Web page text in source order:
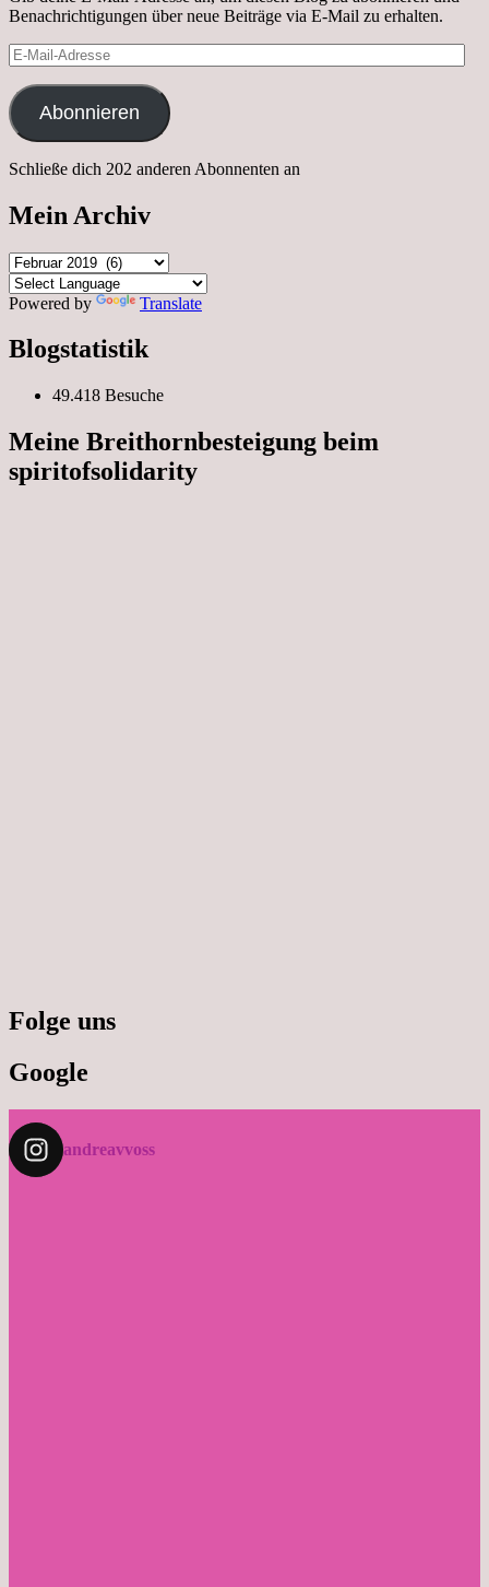
Benachrichtigungen über neue Beiträge via E-Mail zu erhalten.
E-
Mail-
Adresse
Abonnieren
Schließe dich 202 anderen Abonnenten an
Mein Archiv
Mein
Archiv
Powered by
Translate
Blogstatistik
49.418 Besuche
Meine Breithornbesteigung beim
spiritofsolidarity
Folge uns
Google
andreavvoss